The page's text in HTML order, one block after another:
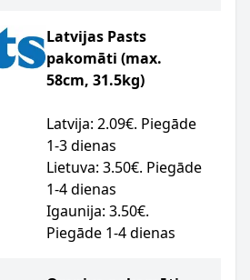
Latvijas Pasts
pakomāti (max.
58cm, 31.5kg)
Latvija: 2.09€. Piegāde
1-3 dienas
Lietuva: 3.50€. Piegāde
1-4 dienas
Igaunija: 3.50€.
Piegāde 1-4 dienas